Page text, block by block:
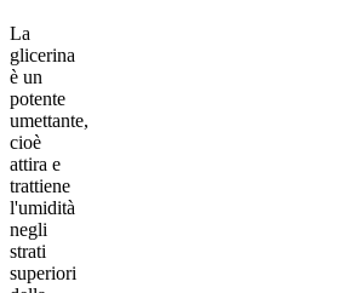
La
glicerina
è un
potente
umettante,
cioè
attira e
trattiene
l'umidità
negli
strati
superiori